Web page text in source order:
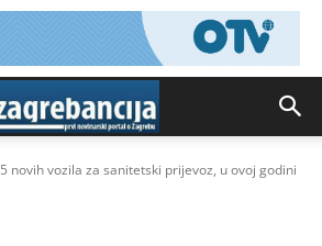
5 novih vozila za sanitetski prijevoz, u ovoj godini